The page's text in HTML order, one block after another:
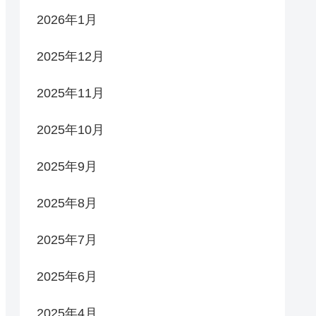
2026年1月
2025年12月
2025年11月
2025年10月
2025年9月
2025年8月
2025年7月
2025年6月
2025年4月